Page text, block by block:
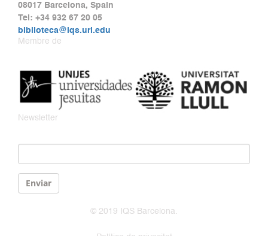
08017 Barcelona, Spain
Tel: +34 932 67 20 05
biblioteca@iqs.url.edu
Membre de
Newsletter
Enviar
© 2019 IQS Barcelona.